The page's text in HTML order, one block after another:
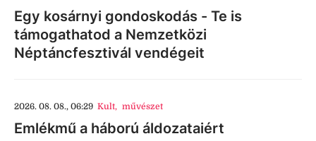
Egy kosárnyi gondoskodás - Te is
támogathatod a Nemzetközi
Néptáncfesztivál vendégeit
2026. 08. 08., 06:29 Kult, művészet
Emlékmű a háború áldozataiért